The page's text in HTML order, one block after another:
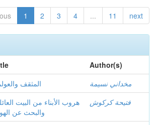
1 2 3 4 ... 11 next
Author(s)
المثقف
مخداني نسيمة
هروب الأبناء من البيت
والبحث عن
فتيحة كركوش